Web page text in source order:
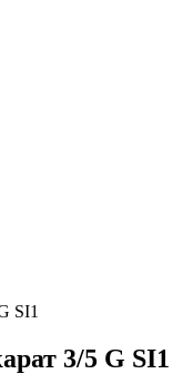
SI1
3/5 G SI1